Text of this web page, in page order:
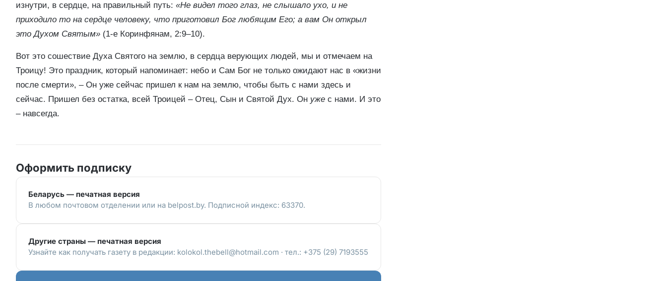
изнутри, в сердце, на правильный путь: «Не видел того глаз, не слышало ухо, и не
приходило то на сердце человеку, что приготовил Бог любящим Его; а вам Он открыл
это Духом Святым» (1-е Коринфянам, 2:9–10).
Вот это сошествие Духа Святого на землю, в сердца верующих людей, мы и отмечаем на
Троицу! Это праздник, который напоминает: небо и Сам Бог не только ожидают нас в «жизни
после смерти», – Он уже сейчас пришел к нам на землю, чтобы быть с нами здесь и
сейчас. Пришел без остатка, всей Троицей – Отец, Сын и Святой Дух. Он уже с нами. И это
– навсегда.
Оформить подписку
Беларусь — печатная версия
В любом почтовом отделении или на belpost.by. Подписной индекс: 63370.
Другие страны — печатная версия
Узнайте как получать газету в редакции: kolokol.thebell@hotmail.com · тел.: +375 (29) 7193555